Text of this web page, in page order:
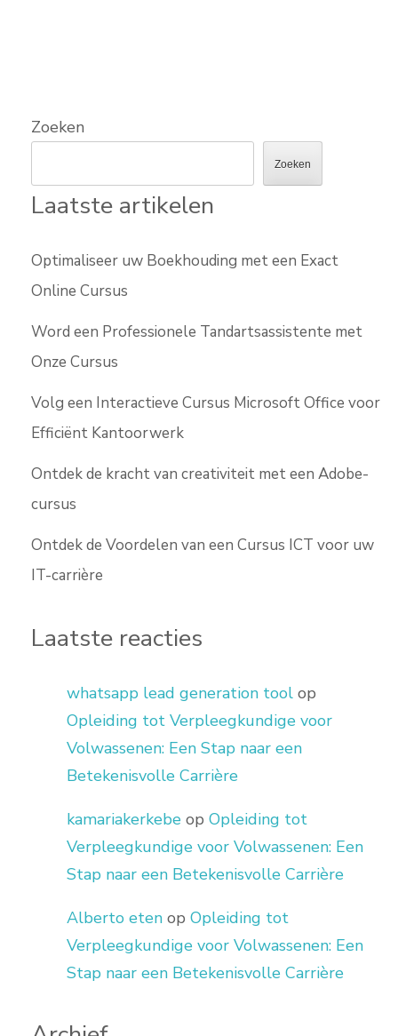
Zoeken
Zoeken
Laatste artikelen
Optimaliseer uw Boekhouding met een Exact
Online Cursus
Word een Professionele Tandartsassistente met
Onze Cursus
Volg een Interactieve Cursus Microsoft Office voor
Efficiënt Kantoorwerk
Ontdek de kracht van creativiteit met een Adobe-
cursus
Ontdek de Voordelen van een Cursus ICT voor uw
IT-carrière
Laatste reacties
whatsapp lead generation tool op
Opleiding tot Verpleegkundige voor
Volwassenen: Een Stap naar een
Betekenisvolle Carrière
kamariakerkebe op Opleiding tot
Verpleegkundige voor Volwassenen: Een
Stap naar een Betekenisvolle Carrière
Alberto eten op Opleiding tot
Verpleegkundige voor Volwassenen: Een
Stap naar een Betekenisvolle Carrière